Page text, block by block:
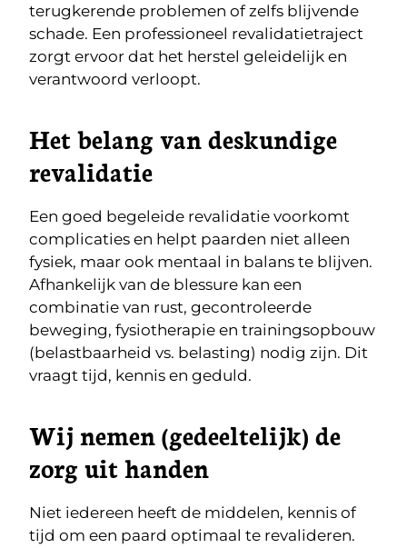
terugkerende problemen of zelfs blijvende
schade. Een professioneel revalidatietraject
zorgt ervoor dat het herstel geleidelijk en
verantwoord verloopt.
Het belang van deskundige
revalidatie
Een goed begeleide revalidatie voorkomt
complicaties en helpt paarden niet alleen
fysiek, maar ook mentaal in balans te blijven.
Afhankelijk van de blessure kan een
combinatie van rust, gecontroleerde
beweging, fysiotherapie en trainingsopbouw
(belastbaarheid vs. belasting) nodig zijn. Dit
vraagt tijd, kennis en geduld.
Wij nemen (gedeeltelijk) de
zorg uit handen
Niet iedereen heeft de middelen, kennis of
tijd om een paard optimaal te revalideren.